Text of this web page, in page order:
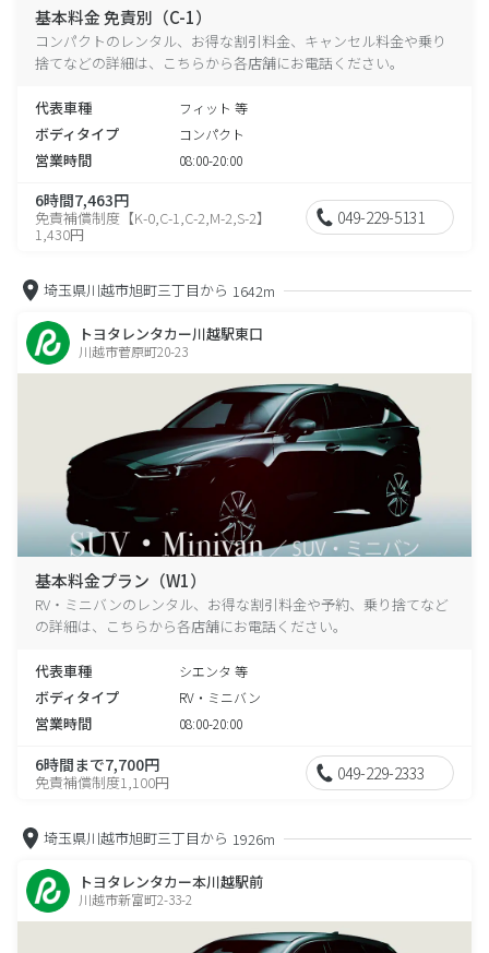
基本料金 免責別（C-1）
コンパクトのレンタル、お得な割引料金、キャンセル料金や乗り
捨てなどの詳細は、こちらから各店舗にお電話ください。
代表車種 フィット 等
ボディタイプ コンパクト
営業時間 08:00-20:00
6時間7,463円
免責補償制度【K-0,C-1,C-2,M-2,S-2】
1,430円
049-229-5131
埼玉県川越市旭町三丁目から 1642m
トヨタレンタカー川越駅東口
川越市菅原町20-23
基本料金プラン（W1）
RV・ミニバンのレンタル、お得な割引料金や予約、乗り捨てなど
の詳細は、こちらから各店舗にお電話ください。
代表車種 シエンタ 等
ボディタイプ RV・ミニバン
営業時間 08:00-20:00
6時間まで7,700円
免責補償制度1,100円 049-229-2333
埼玉県川越市旭町三丁目から 1926m
トヨタレンタカー本川越駅前
川越市新富町2-33-2